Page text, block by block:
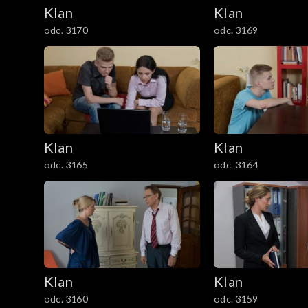
2001–2100
1901–2000
1801–1900
1701–1800
1601–1700
1501–1600
1401–1500
1301–1400
Klan
odc. 3170
Klan
odc. 3169
Klan
odc. 3165
Klan
odc. 3164
Klan
odc. 3160
Klan
odc. 3159